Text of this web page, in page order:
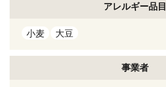
アレルギー品目
小麦 大豆
事業者